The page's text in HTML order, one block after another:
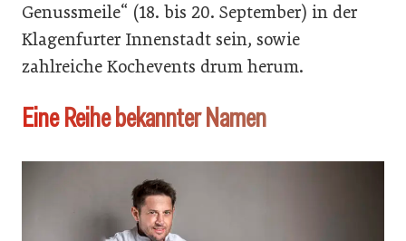
Genussmeile“ (18. bis 20. September) in der
Klagenfurter Innenstadt sein, sowie
zahlreiche Kochevents drum herum.
Eine Reihe bekannter Namen